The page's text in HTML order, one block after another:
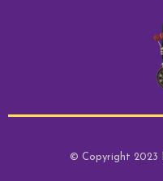
© Copyright 2023